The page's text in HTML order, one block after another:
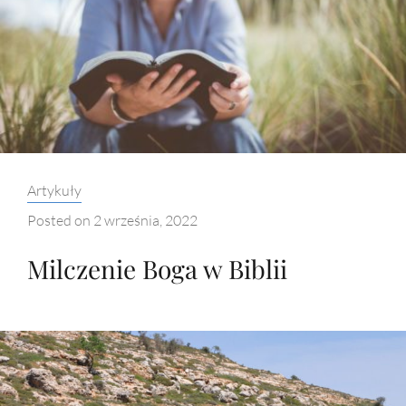
Categories:
Artykuły
Posted on 2 września, 2022
Milczenie Boga w Biblii